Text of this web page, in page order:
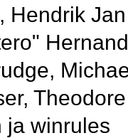
Hendrik
ja winrules